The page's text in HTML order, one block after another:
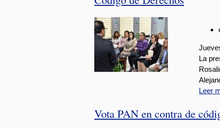
La
Leer
Vota PAN en contra de